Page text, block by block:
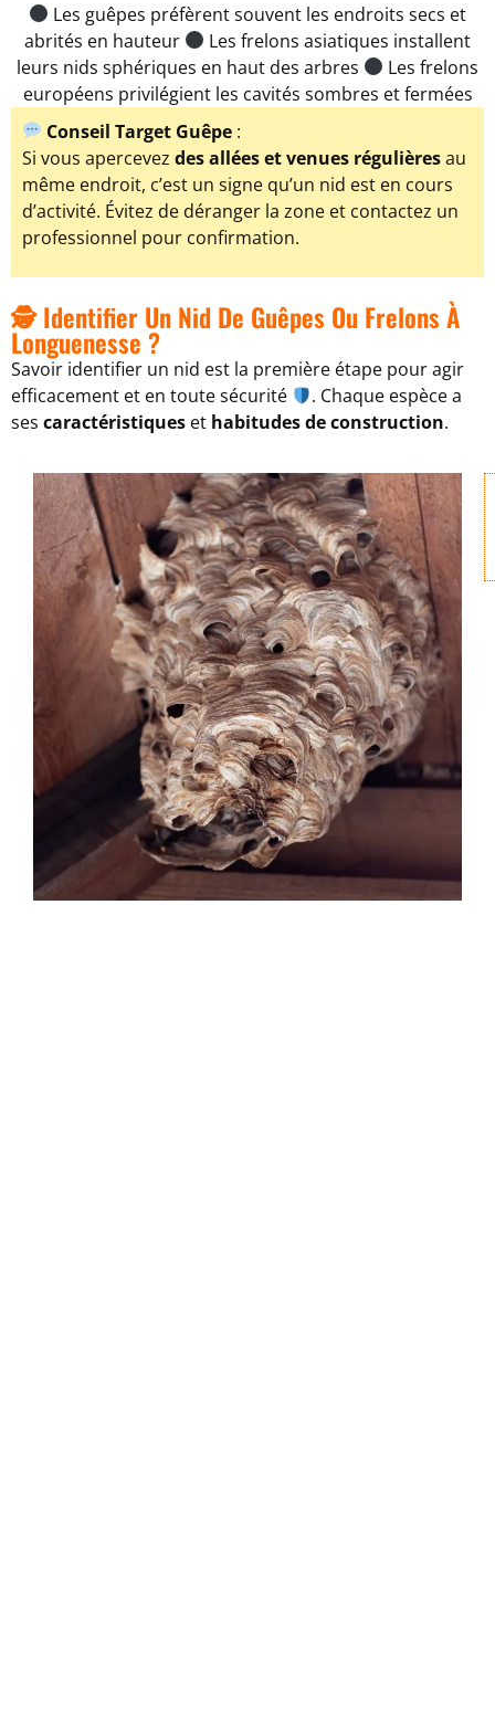
Les guêpes préfèrent souvent les endroits secs et
abrités en hauteur
Les frelons asiatiques installent
leurs nids sphériques en haut des arbres
Les frelons
européens privilégient les cavités sombres et fermées
Conseil Target Guêpe :
Si vous apercevez des allées et venues régulièresau
même endroit, c’est un signe qu’un nid est en cours
d’activité. Évitez de déranger la zone et contactez un
professionnel pour confirmation.
🕵️ Identifier Un Nid De Guêpes Ou Frelons À
Longuenesse ?
Savoir identifier un nid est la première étape pour agir
efficacement et en toute sécurité
. Chaque espèce a
ses caractéristiques et habitudes de construction.